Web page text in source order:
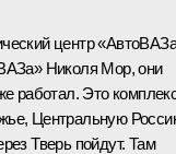
центр
Николя Мор, они
работал. Это
Центральную
Тверь пойдут. Там